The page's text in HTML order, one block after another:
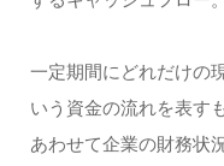
一定期間にどれだけの
いう資金の流れを表す
あわせて企業の財務状